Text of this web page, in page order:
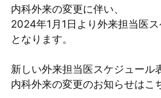
内科外来の変更に伴い、
2024年1月1日より外来担当医
となります。
新しい外来担当医スケジュール
内科外来の変更のお知らせはこ